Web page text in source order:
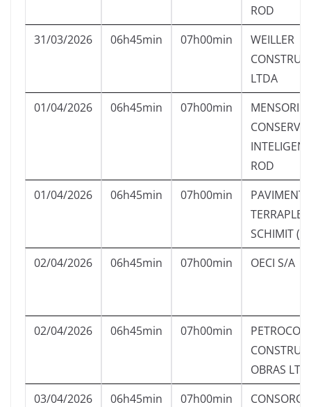
ROD
31/03/2026
06h45min 07h00min
WEILLER
LTDA
01/04/2026
06h45min 07h00min
MENSORI
ROD
01/04/2026
06h45min 07h00min
SCHIMIT
02/04/2026
06h45min 07h00min OECI S/A
02/04/2026 06h45min 07h00min
PETROCON
OBRAS
03/04/2026
06h45min 07h00min